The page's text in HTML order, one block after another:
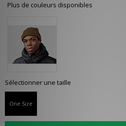
Plus de couleurs disponibles
Sélectionner une taille
One Size